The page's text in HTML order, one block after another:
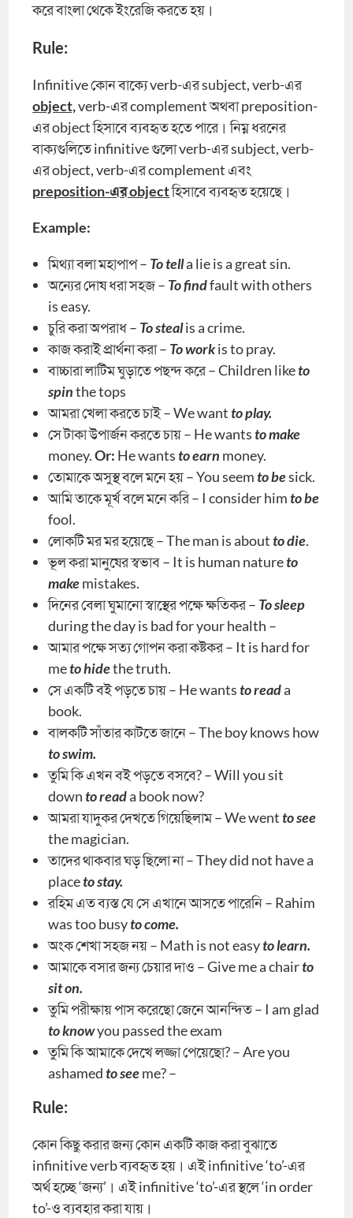
করে বাংলা থেকে ইংরেজি করতে হয়।
Rule:
Infinitive কোন বাক্যে verb-এর subject, verb-এর
object,verb-এর complement অথবা preposition-
এর object হিসাবে ব্যবহৃত হতে পারে। নিম্ন ধরনের
বাক্যগুলিতে infinitive গুলো verb-এর subject, verb-
এর object, verb-এর complement এবং
preposition-এর objectহিসাবে ব্যবহৃত হয়েছে।
Example:
মিথ্যা বলা মহাপাপ – To tella lie is a great sin.
অন্যের দোষ ধরা সহজ – To findfault with others
is easy.
চুরি করা অপরাধ – To stealis a crime.
কাজ করাই প্রার্থনা করা – To workis to pray.
বাচ্চারা লাটিম ঘুড়াতে পছন্দ করে – Children liketo
spinthe tops
আমরা খেলা করতে চাই – We wantto play.
সে টাকা উপার্জন করতে চায় – He wantsto make
money.Or: He wantsto earn money.
তোমাকে অসুস্থ বলে মনে হয় – You seemto besick.
আমি তাকে মূর্খ বলে মনে করি – I consider himto be
fool.
লোকটি মর মর হয়েছে – The man is aboutto die.
ভূল করা মানুষের স্বভাব – It is human natureto
makemistakes.
দিনের বেলা ঘুমানো স্বাস্থের পক্ষে ক্ষতিকর – To sleep
during the day is bad for your health –
আমার পক্ষে সত্য গোপন করা কষ্টকর – It is hard for
meto hidethe truth.
সে একটি বই পড়তে চায় – He wantsto reada
book.
বালকটি সাঁতার কাটতে জানে – The boy knows how
to swim.
তুমি কি এখন বই পড়তে বসবে? – Will you sit
downto reada book now?
আমরা যাদুকর দেখতে গিয়েছিলাম – We wentto see
the magician.
তাদের থাকবার ঘড় ছিলো না – They did not have a
placeto stay.
রহিম এত ব্যস্ত যে সে এখানে আসতে পারেনি – Rahim
was too busyto come.
অংক শেখা সহজ নয় – Math is not easyto learn.
আমাকে বসার জন্য চেয়ার দাও – Give me a chairto
sit on.
তুমি পরীক্ষায় পাস করেছো জেনে আনন্দিত – I am glad
to knowyou passed the exam
তুমি কি আমাকে দেখে লজ্জা পেয়েছো? – Are you
ashamedto seeme? –
Rule:
কোন কিছু করার জন্য কোন একটি কাজ করা বুঝাতে
infinitive verb ব্যবহৃত হয়। এই infinitive ‘to’-এর
অর্থ হচ্ছে ‘জন্য’। এই infinitive ‘to’-এর স্থলে ‘in order
to’-ও ব্যবহার করা যায়।